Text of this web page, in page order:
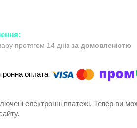
протягом 14 днів за домовленістю
електронні платежі. Тепер ви